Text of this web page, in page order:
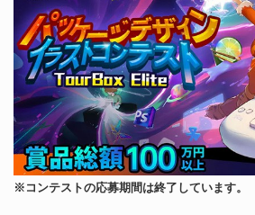
※コンテストの応募期間は終了しています。